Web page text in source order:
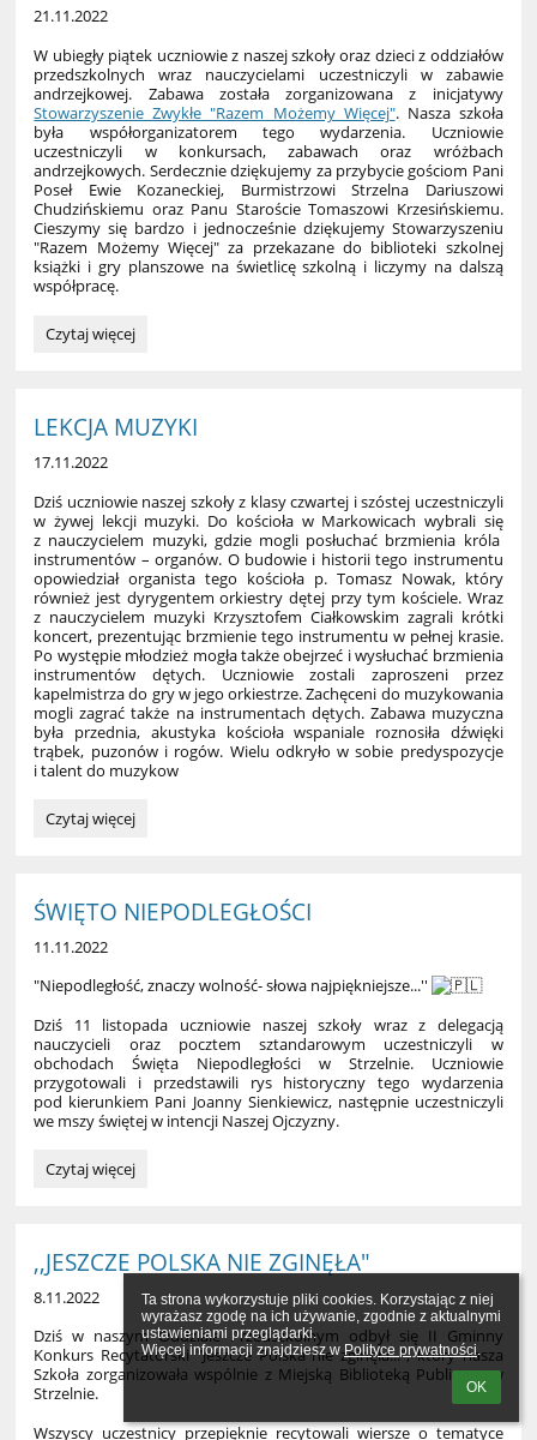
Ta strona wykorzystuje pliki cookies. Korzystając z niej
wyrażasz zgodę na ich używanie, zgodnie z aktualnymi
ustawieniami przeglądarki.
Więcej informacji znajdziesz w Polityce prywatności.
OK
21.11.2022
W ubiegły piątek uczniowie z naszej szkoły oraz dzieci z oddziałów
przedszkolnych wraz nauczycielami uczestniczyli w zabawie
andrzejkowej. Zabawa została zorganizowana z inicjatywy
Stowarzyszenie Zwykłe "Razem Możemy Więcej". Nasza szkoła
była współorganizatorem tego wydarzenia. Uczniowie
uczestniczyli w konkursach, zabawach oraz wróżbach
andrzejkowych. Serdecznie dziękujemy za przybycie gościom Pani
Poseł Ewie Kozaneckiej, Burmistrzowi Strzelna Dariuszowi
Chudzińskiemu oraz Panu Staroście Tomaszowi Krzesińskiemu.
Cieszymy się bardzo i jednocześnie dziękujemy Stowarzyszeniu
"Razem Możemy Więcej" za przekazane do biblioteki szkolnej
książki i gry planszowe na świetlicę szkolną i liczymy na dalszą
współpracę.
ZABAWA
Czytaj więcej
LEKCJA MUZYKI
17.11.2022
Dziś uczniowie naszej szkoły z klasy czwartej i szóstej uczestniczyli
wżywej lekcji muzyki. Do kościoła w Markowicach wybrali się
z nauczycielem muzyki, gdzie mogli posłuchać brzmienia króla
instrumentów – organów. O budowie i historii tego instrumentu
opowiedziałorganista tego kościoła p. Tomasz Nowak, który
również jest dyrygentem orkiestry dętej przy tym kościele. Wraz
z nauczycielem muzyki Krzysztofem Ciałkowskim zagrali krótki
koncert, prezentując brzmienie tego instrumentu w pełnej krasie.
Po występie młodzież mogła także obejrzeć i wysłuchać brzmienia
instrumentów dętych. Uczniowie zostali zaproszeni przez
kapelmistrza do gry w jego orkiestrze. Zachęceni do muzykowania
mogli zagrać także na instrumentach dętych. Zabawa muzyczna
była przednia, akustyka kościoła wspaniale roznosiła dźwięki
trąbek, puzonów i rogów. Wielu odkryło w sobie predyspozycje
i talent do muzykow
LEKCJA
Czytaj więcej
ŚWIĘTO NIEPODLEGŁOŚCI
11.11.2022
"Niepodległość, znaczy wolność- słowa najpiękniejsze...''
Dziś 11 listopada uczniowie naszej szkoły wraz z delegacją
nauczycieli oraz pocztem sztandarowym uczestniczyli w
obchodach Święta Niepodległości w Strzelnie. Uczniowie
przygotowali i przedstawili rys historyczny tego wydarzenia
pod kierunkiem Pani Joanny Sienkiewicz, następnie uczestniczyli
we mszy świętej w intencji Naszej Ojczyzny.
ŚWIĘTO
Czytaj więcej
,,JESZCZE POLSKA NIE ZGINĘŁA"
8.11.2022
Dziś w naszym Oddziale Przedszkolnym odbył się II Gminny
Konkurs Recytatorski "Jeszcze Polska nie zginęła...", który nasza
Szkoła zorganizowała wspólnie z Miejską Biblioteką Publiczną w
Strzelnie.
Wszyscy uczestnicy przepięknie recytowali wiersze o tematyce